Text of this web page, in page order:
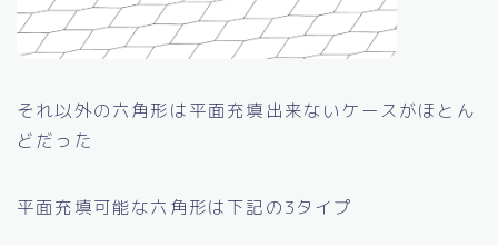
それ以外の六角形は平面充填出来ないケースがほとん
どだった
平面充填可能な六角形は下記の3タイプ